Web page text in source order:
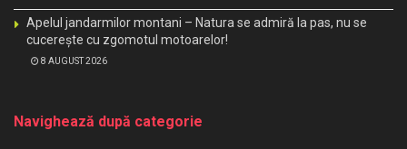
Apelul jandarmilor montani – Natura se admiră la pas, nu se
cucerește cu zgomotul motoarelor!
8 AUGUST 2026
Navighează după categorie